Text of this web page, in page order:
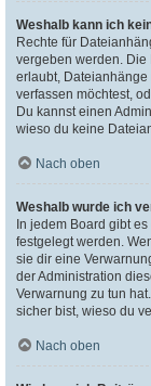
Weshalb kann ich
Rechte für
vergeben werden.
erlaubt,
verfassen möchtest,
Du kannst einen
wieso du keine
Nach oben
Weshalb wurde ich
In jedem Board gibt
festgelegt werden.
sie dir eine
der Administration
Verwarnung zu tun
sicher bist, wieso du
Nach oben